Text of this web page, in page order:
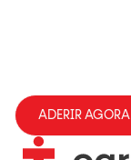
ADERIR AGORA